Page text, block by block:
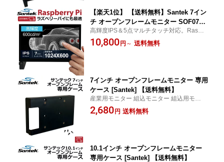
【楽天1位】 【送料無料】Santek 7イン
チ オープンフレームモニター SOF0700
A1B 高輝度600cd IPS液晶 タッチパネ
ル 5点マルチタッチ Raspberry Pi/Jetso
高輝度IPS＆5点マルチタッチ対応。Raspb
erry PiやJetson Nanoに直結できる開発向け
7インチモニター。産業用モニター 組込モ
10,800 円 ～ 送料無料
7インチ オープンフレームモニター 専用
ケース [Santek] 【送料無料】
産業用モニター 組込モニター 組込用モニタ
ー 組込タッチモニター
2,680 円 送料無料
10.1インチ オープンフレームモニター
専用ケース [Santek] 【送料無料】